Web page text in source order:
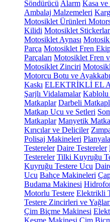
Söndürücü Alarm Kasa
Ambalaj Malzemeleri
Motosiklet Ürünleri
Kilidi Motosiklet
Motosiklet Aynası
Parça Motosiklet Fren
Parçaları Motosiklet Fren
Motosiklet Zinciri
Motorcu Botu ve
Kaskı ELEKTRİKLİ EL
Şarjlı Vidalamalar Kablolu
Matkaplar Darbeli
Matkap Ucu ve Setleri
Matkaplar Manyetik
Kırıcılar ve Deliciler
Polisaj Makineleri
Testereler Daire Testereler
Testereler Tilki Kuyruğu
Kuyruğu Testere Ucu
Ucu Bahçe Makineleri
Budama Makinesi
Motorlu Testere Elektrikli
Testere Zincirleri ve
Çim Biçme Makinesi
Kesme Makinesi Çim